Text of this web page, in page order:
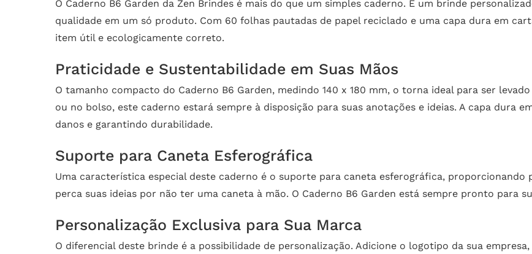
O Caderno B6 Garden da Zen Brindes é mais do que um simples caderno. É um brinde
qualidade em um só produto. Com 60 folhas pautadas de papel reciclado e uma capa dura em
item útil e ecologicamente correto.
Praticidade e Sustentabilidade em Suas Mãos
O tamanho compacto do Caderno B6 Garden, medindo 140 x 180 mm, o torna ideal para ser
ou no bolso, este caderno estará sempre à disposição para suas anotações e ideias. A capa dura
danos e garantindo durabilidade.
Suporte para Caneta Esferográfica
Uma característica especial deste caderno é o suporte para caneta esferográfica, proporcionando
perca suas ideias por não ter uma caneta à mão. O Caderno B6 Garden está sempre pronto para
Personalização Exclusiva para Sua Marca
O diferencial deste brinde é a possibilidade de personalização. Adicione o logotipo da sua